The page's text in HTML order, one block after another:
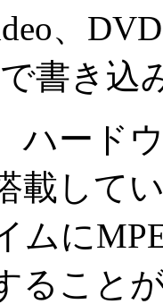
、
書き込
ード
載して
ムに
ること